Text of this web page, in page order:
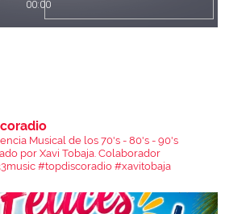
Musical de los 70's - 80's - 90's
por Xavi Tobaja. Colaborador
#topdiscoradio #xavitobaja